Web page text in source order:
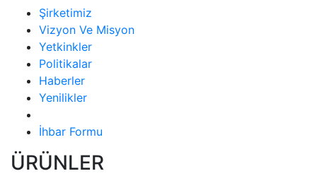
Şirketimiz
Vizyon Ve Misyon
Yetkinkler
Politikalar
Haberler
Yenilikler
İhbar Formu
ÜRÜNLER